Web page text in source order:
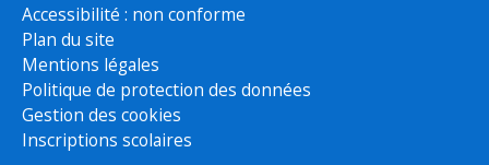
Accessibilité : non conforme
Plan du site
Mentions légales
Politique de protection des données
Gestion des cookies
Inscriptions scolaires